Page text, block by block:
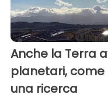
Anche la Terra
planetari, come
una ricerca